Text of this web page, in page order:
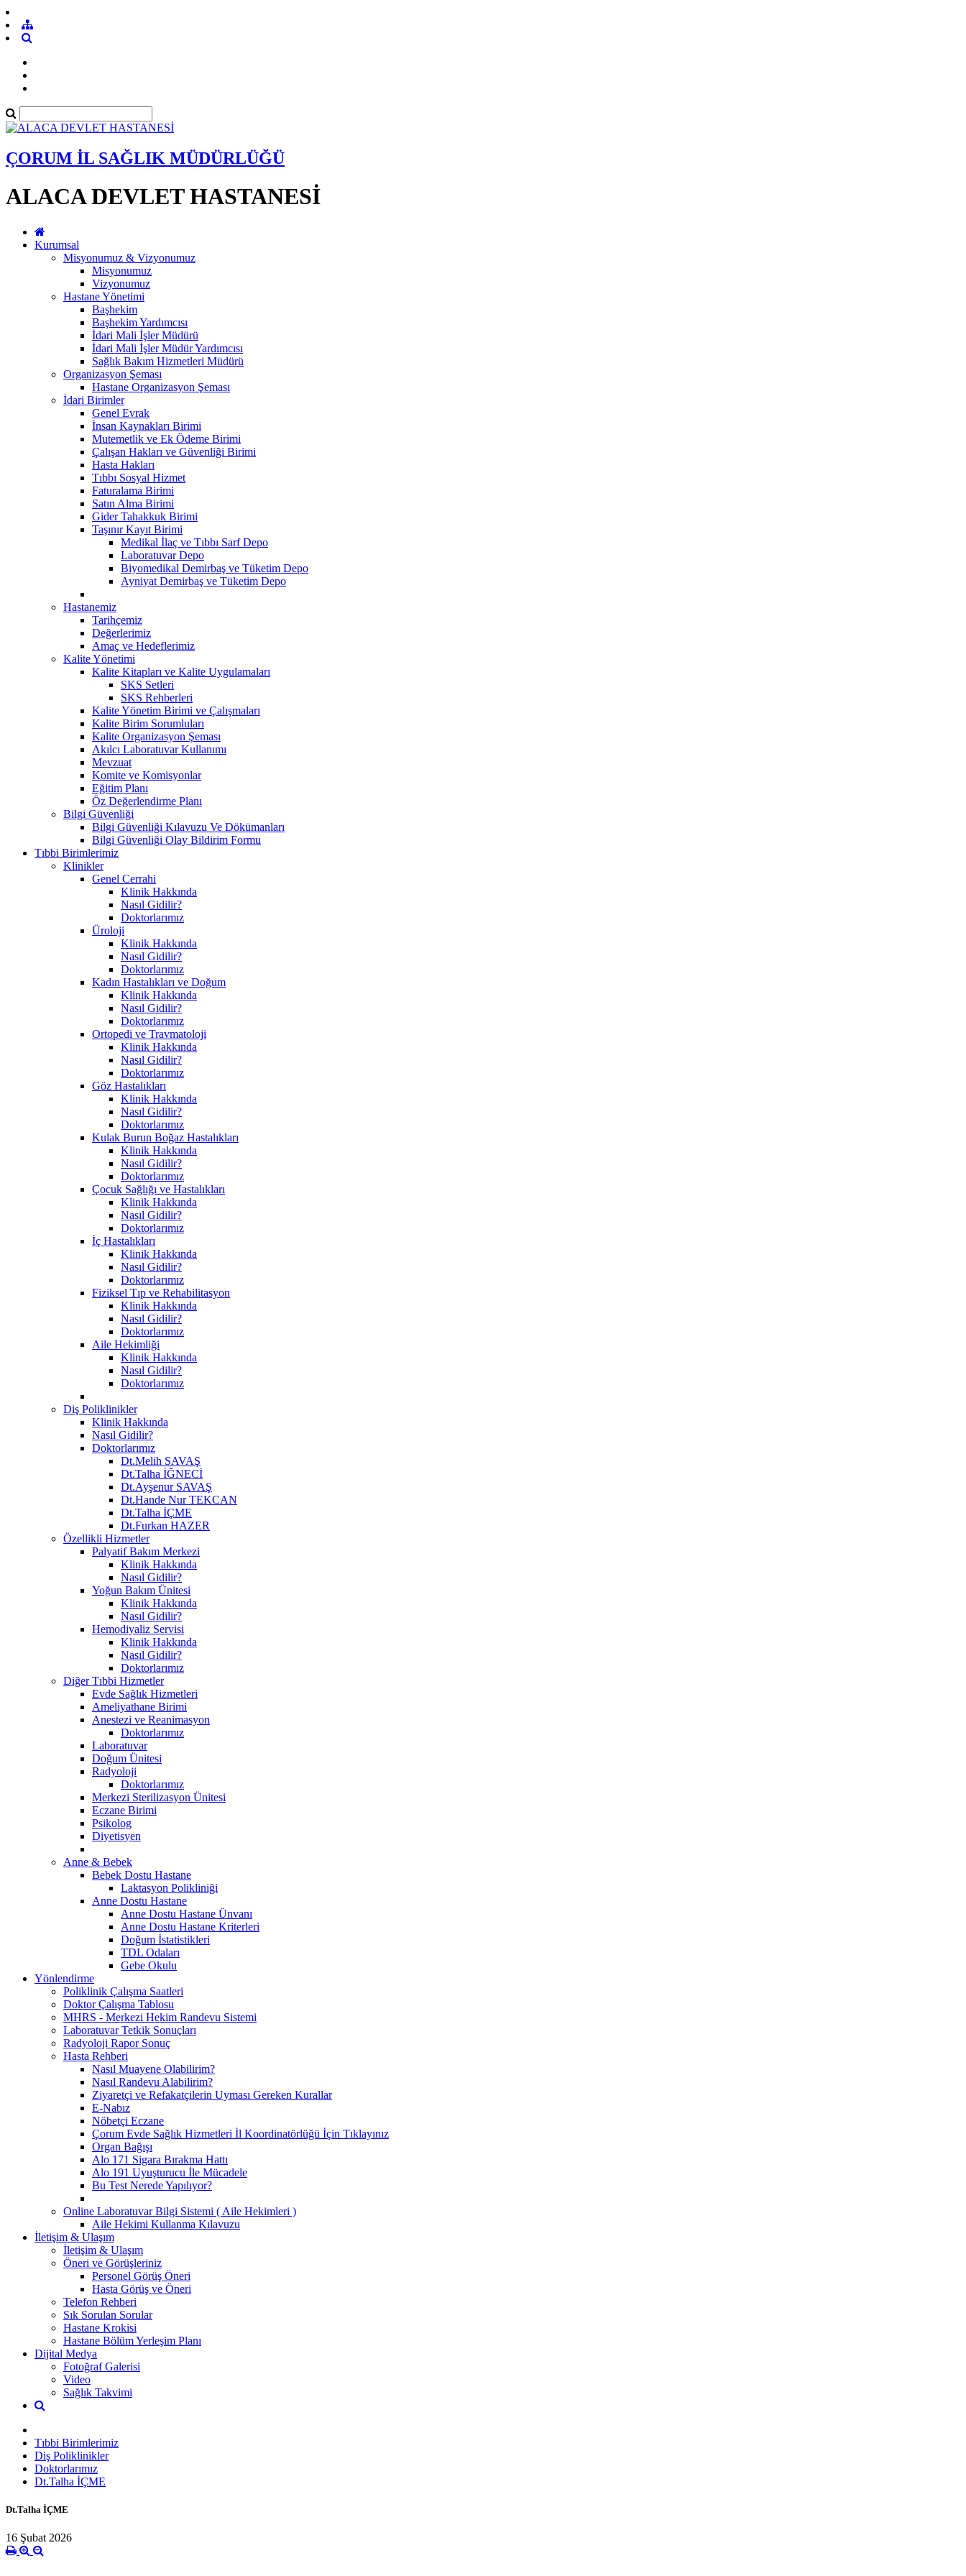
ÇORUM İL SAĞLIK MÜDÜRLÜĞÜ
ALACA DEVLET HASTANESİ
Kurumsal
Misyonumuz & Vizyonumuz
Misyonumuz
Vizyonumuz
Hastane Yönetimi
Başhekim
Başhekim Yardımcısı
İdari Mali İşler Müdürü
İdari Mali İşler Müdür Yardımcısı
Sağlık Bakım Hizmetleri Müdürü
Organizasyon Şeması
Hastane Organizasyon Şeması
İdari Birimler
Genel Evrak
İnsan Kaynakları Birimi
Mutemetlik ve Ek Ödeme Birimi
Çalışan Hakları ve Güvenliği Birimi
Hasta Hakları
Tıbbı Sosyal Hizmet
Faturalama Birimi
Satın Alma Birimi
Gider Tahakkuk Birimi
Taşınır Kayıt Birimi
Medikal İlaç ve Tıbbı Sarf Depo
Laboratuvar Depo
Biyomedikal Demirbaş ve Tüketim Depo
Ayniyat Demirbaş ve Tüketim Depo
Hastanemiz
Tarihçemiz
Değerlerimiz
Amaç ve Hedeflerimiz
Kalite Yönetimi
Kalite Kitapları ve Kalite Uygulamaları
SKS Setleri
SKS Rehberleri
Kalite Yönetim Birimi ve Çalışmaları
Kalite Birim Sorumluları
Kalite Organizasyon Şeması
Akılcı Laboratuvar Kullanımı
Mevzuat
Komite ve Komisyonlar
Eğitim Planı
Öz Değerlendirme Planı
Bilgi Güvenliği
Bilgi Güvenliği Kılavuzu Ve Dökümanları
Bilgi Güvenliği Olay Bildirim Formu
Tıbbi Birimlerimiz
Klinikler
Genel Cerrahi
Klinik Hakkında
Nasıl Gidilir?
Doktorlarımız
Üroloji
Klinik Hakkında
Nasıl Gidilir?
Doktorlarımız
Kadın Hastalıkları ve Doğum
Klinik Hakkında
Nasıl Gidilir?
Doktorlarımız
Ortopedi ve Travmatoloji
Klinik Hakkında
Nasıl Gidilir?
Doktorlarımız
Göz Hastalıkları
Klinik Hakkında
Nasıl Gidilir?
Doktorlarımız
Kulak Burun Boğaz Hastalıkları
Klinik Hakkında
Nasıl Gidilir?
Doktorlarımız
Çocuk Sağlığı ve Hastalıkları
Klinik Hakkında
Nasıl Gidilir?
Doktorlarımız
İç Hastalıkları
Klinik Hakkında
Nasıl Gidilir?
Doktorlarımız
Fiziksel Tıp ve Rehabilitasyon
Klinik Hakkında
Nasıl Gidilir?
Doktorlarımız
Aile Hekimliği
Klinik Hakkında
Nasıl Gidilir?
Doktorlarımız
Diş Poliklinikler
Klinik Hakkında
Nasıl Gidilir?
Doktorlarımız
Dt.Melih SAVAŞ
Dt.Talha İĞNECİ
Dt.Ayşenur SAVAŞ
Dt.Hande Nur TEKCAN
Dt.Talha İÇME
Dt.Furkan HAZER
Özellikli Hizmetler
Palyatif Bakım Merkezi
Klinik Hakkında
Nasıl Gidilir?
Yoğun Bakım Ünitesi
Klinik Hakkında
Nasıl Gidilir?
Hemodiyaliz Servisi
Klinik Hakkında
Nasıl Gidilir?
Doktorlarımız
Diğer Tıbbi Hizmetler
Evde Sağlık Hizmetleri
Ameliyathane Birimi
Anestezi ve Reanimasyon
Doktorlarımız
Laboratuvar
Doğum Ünitesi
Radyoloji
Doktorlarımız
Merkezi Sterilizasyon Ünitesi
Eczane Birimi
Psikolog
Diyetisyen
Anne & Bebek
Bebek Dostu Hastane
Laktasyon Polikliniği
Anne Dostu Hastane
Anne Dostu Hastane Ünvanı
Anne Dostu Hastane Kriterleri
Doğum İstatistikleri
TDL Odaları
Gebe Okulu
Yönlendirme
Poliklinik Çalışma Saatleri
Doktor Çalışma Tablosu
MHRS - Merkezi Hekim Randevu Sistemi
Laboratuvar Tetkik Sonuçları
Radyoloji Rapor Sonuç
Hasta Rehberi
Nasıl Muayene Olabilirim?
Nasıl Randevu Alabilirim?
Ziyaretçi ve Refakatçilerin Uyması Gereken Kurallar
E-Nabız
Nöbetçi Eczane
Çorum Evde Sağlık Hizmetleri İl Koordinatörlüğü İçin Tıklayınız
Organ Bağışı
Alo 171 Sigara Bırakma Hattı
Alo 191 Uyuşturucu İle Mücadele
Bu Test Nerede Yapılıyor?
Online Laboratuvar Bilgi Sistemi ( Aile Hekimleri )
Aile Hekimi Kullanma Kılavuzu
İletişim & Ulaşım
İletişim & Ulaşım
Öneri ve Görüşleriniz
Personel Görüş Öneri
Hasta Görüş ve Öneri
Telefon Rehberi
Sık Sorulan Sorular
Hastane Krokisi
Hastane Bölüm Yerleşim Planı
Dijital Medya
Fotoğraf Galerisi
Video
Sağlık Takvimi
Tıbbi Birimlerimiz
Diş Poliklinikler
Doktorlarımız
Dt.Talha İÇME
Dt.Talha İÇME
16 Şubat 2026